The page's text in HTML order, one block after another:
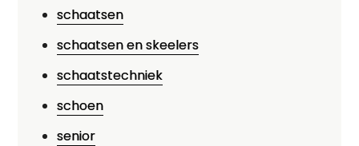
schaatsen
schaatsen en skeelers
schaatstechniek
schoen
senior